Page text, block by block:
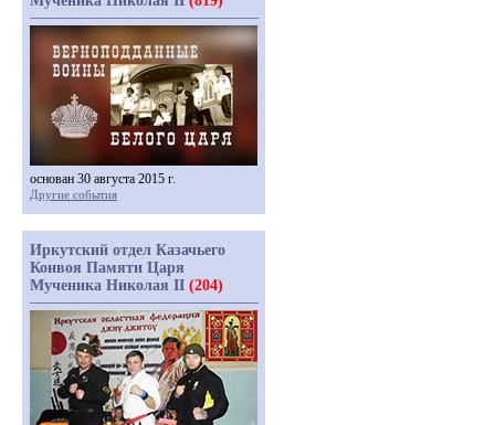
основан 30 августа 2015 г.
Другие события
Иркутский отдел Казачьего
Конвоя Памяти Царя
Мученика Николая II (204)